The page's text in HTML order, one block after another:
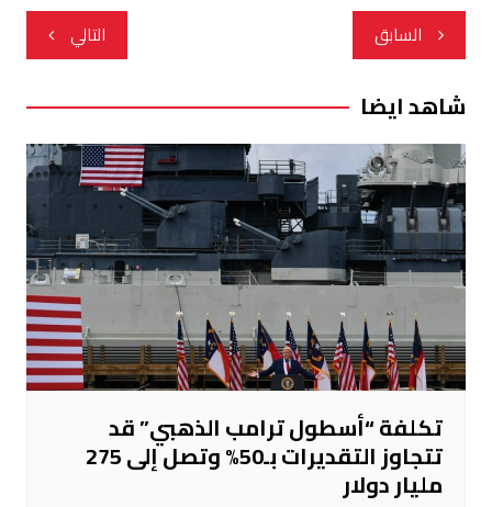
تصفّح
المقالات
السابق التالي
شاهد ايضا
تكلفة “أسطول ترامب الذهبي” قد
تتجاوز التقديرات بـ50% وتصل إلى 275
مليار دولار